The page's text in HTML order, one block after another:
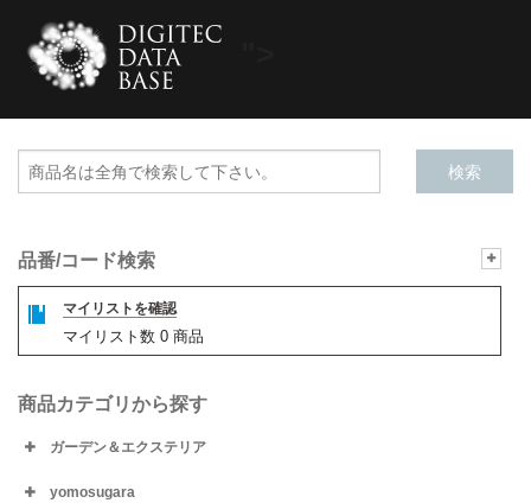
品番/コード検索
マイリストを確認
マイリスト数 0 商品
商品カテゴリから探す
ガーデン＆エクステリア
yomosugara